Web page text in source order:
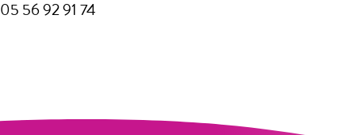
05 56 92 91 74